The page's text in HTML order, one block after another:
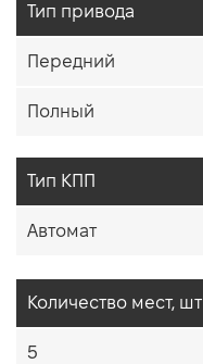
Тип привода
Передний
Полный
Тип КПП
Автомат
Количество мест, шт
5